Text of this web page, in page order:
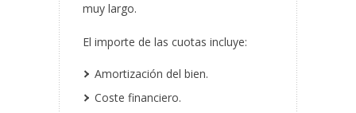
muy largo.
El importe de las cuotas incluye:
Amortización del bien.
Coste financiero.